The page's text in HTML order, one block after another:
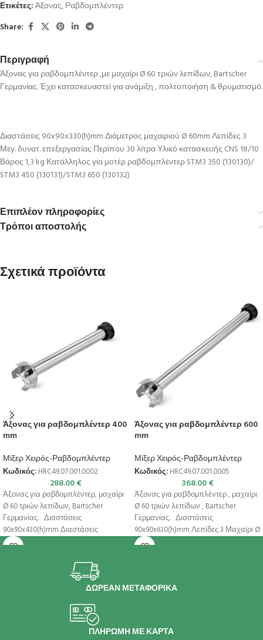
Ετικέτες:Άξονας,Ραβδομπλέντερ
Share:
Περιγραφή
Άξονας για ραβδομπλέντερ ,με μαχαίρι Ø 60 τριών λεπίδων, Bartscher
Γερμανίας. Έχει κατασκευαστεί για ανάμιξη , πολτοποιήση & θρυματισμό.
Διαστάσεις 90x90x330(h)mm Διάμετρος μαχαιριού Ø 60mm Λεπίδες 3
Μεγ. δυνατ. επεξεργασίας Περίπου 30 λίτρα Υλικό κατασκευής CNS 18/10
Βάρος 1,3 kg Κατάλληλος για μοτέρ ραβδομπλέντερ STM3 350 (130130)/
STM3 450 (130131)/STM3 650 (130132)
Επιπλέον πληροφορίες
Τρόποι αποστολής
Σχετικά προϊόντα
Άξονας για ραβδομπλέντερ 400
mm
Μίξερ Χειρός-Ραβδομπλέντερ
Κωδικός: HRC49.07.001.0002
288.00€
Άξονας για ραβδομπλέντερ, μαχαίρι
Ø 60 τριών λεπίδων, Bartscher
Γερμανίας. Διαστάσεις
90x90x430(h)mm Διαστάσεις
μαχαιριού Ø 60mm Λεπίδες 3 Μεγ.
Άξονας για ραβδομπλέντερ 600
mm
Μίξερ Χειρός-Ραβδομπλέντερ
Κωδικός: HRC49.07.001.0005
368.00€
Άξονας για ραβδομπλέντερ , μαχαίρι
Ø 60 τριών λεπίδων , Bartscher
Γερμανίας. Διαστάσεις
90x90x630(h)mm Λεπίδες 3 Μαχαίρι Ø
60mm
ΔΩΡΕΑΝ ΜΕΤΑΦΟΡΙΚΑ
ΠΛΗΡΩΜΗ ΜΕ ΚΑΡΤΑ